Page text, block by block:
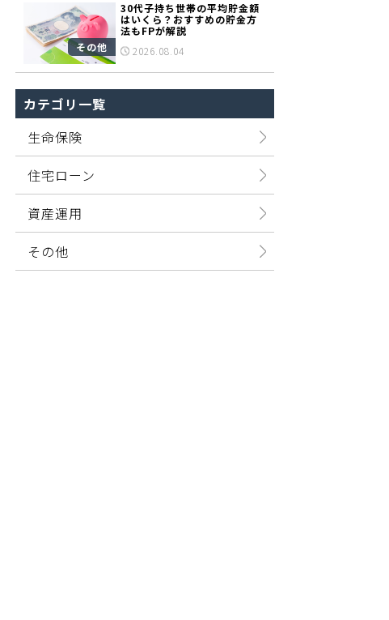
その他
30代子持ち世帯の平均貯金額
はいくら？おすすめの貯金方
法もFPが解説
2026.08.04
カテゴリ一覧
生命保険
住宅ローン
資産運用
その他